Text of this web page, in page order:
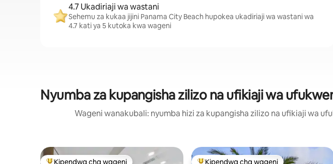
4.7 Ukadiriaji wa wastani
Sehemu za kukaa jijini Panama City Beach hupokea ukadiriaji wa wastani wa
4.7 kati ya 5 kutoka kwa wageni
Nyumba za kupangisha zilizo na ufikiaji wa
Wageni wanakubali: nyumba hizi za kupangisha zilizo na ufikiaji wa
Kipendwa cha wageni Kipendwa cha wageni